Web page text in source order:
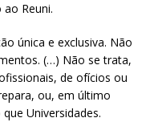
Reuni.
única e exclusiva. Não
(…) Não se trata,
de ofícios ou
ou, em último
Universidades.